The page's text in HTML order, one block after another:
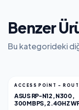
Benzer
Bu kategorideki
ACCESS POINT -
ASUS RP-N12, N300,
300MBPS, 2.4GHZ